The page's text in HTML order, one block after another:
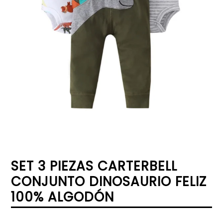
SET 3 PIEZAS CARTERBELL
CONJUNTO DINOSAURIO FELIZ
100% ALGODÓN